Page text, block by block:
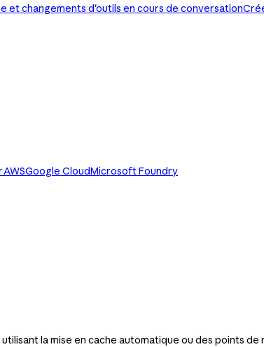
et changements d'outils en cours de conversation
Google CloudMicrosoft Foundry
la mise en cache automatique ou des points de